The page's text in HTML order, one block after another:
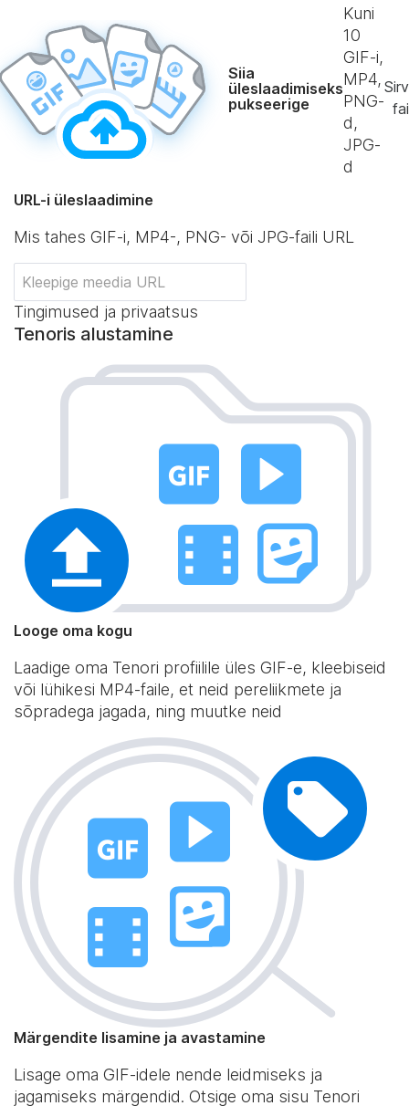
Siia
üleslaadimiseks
pukseerige
Kuni
10
GIF-i,
MP4,
PNG-
d,
JPG-
d
URL-i üleslaadimine
Mis tahes GIF-i, MP4-, PNG- või JPG-faili URL
Tingimused ja privaatsus
Tenoris alustamine
Looge oma kogu
Laadige oma Tenori profiilile üles GIF-e, kleebiseid
või lühikesi MP4-faile, et neid pereliikmete ja
sõpradega jagada, ning muutke neid
Märgendite lisamine ja avastamine
Lisage oma GIF-idele nende leidmiseks ja
jagamiseks märgendid. Otsige oma sisu Tenori